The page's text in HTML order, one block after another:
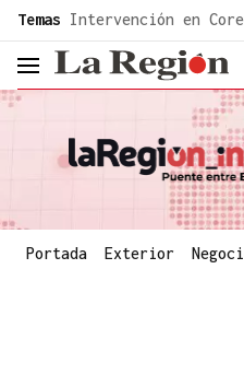
common.go-to-content
Temas Intervención en
header.menu.open
Portada Exterior